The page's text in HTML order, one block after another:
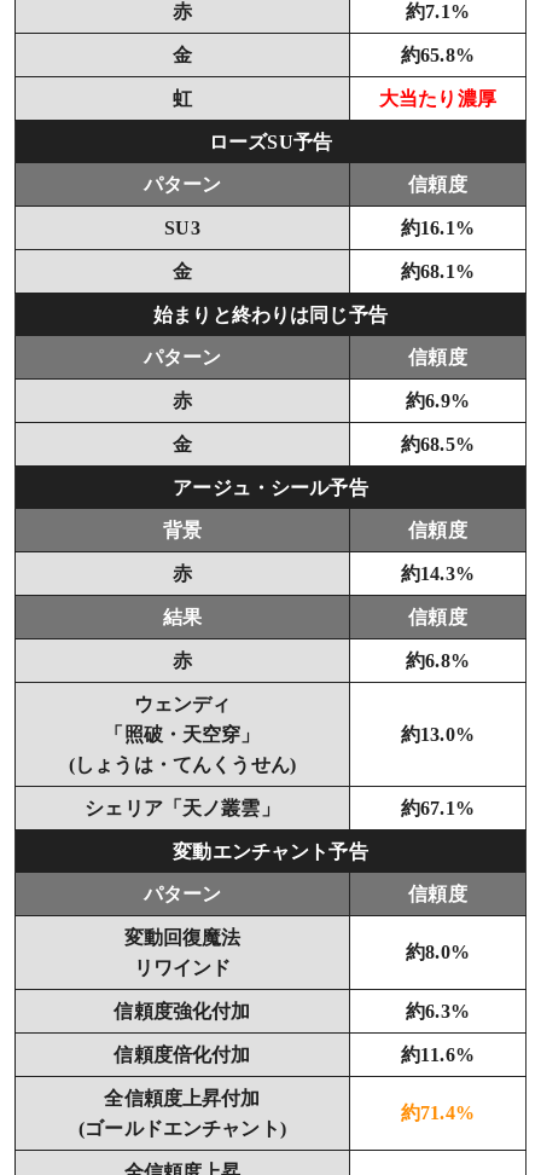
赤 約7.1%
金 約65.8%
虹 大当たり濃厚
ローズSU予告
パターン 信頼度
SU3 約16.1%
金 約68.1%
始まりと終わりは同じ予告
パターン 信頼度
赤 約6.9%
金 約68.5%
アージュ・シール予告
背景 信頼度
赤 約14.3%
結果 信頼度
赤 約6.8%
ウェンディ
「照破・天空穿」
(しょうは・てんくうせん)
約13.0%
シェリア「天ノ叢雲」 約67.1%
変動エンチャント予告
パターン 信頼度
変動回復魔法
リワインド
約8.0%
信頼度強化付加 約6.3%
信頼度倍化付加 約11.6%
全信頼度上昇付加
(ゴールドエンチャント)
約71.4%